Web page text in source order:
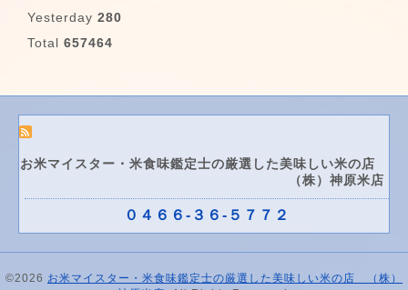
Yesterday 280
Total 657464
お米マイスター・米食味鑑定士の厳選した美味しい米の店
（株）神原米店
０４６６-３６-５７７２
©2026 お米マイスター・米食味鑑定士の厳選した美味しい米の店 （株）